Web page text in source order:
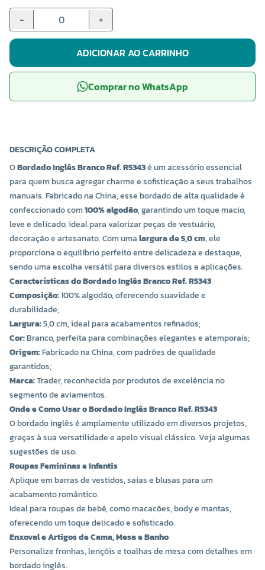
- +
ADICIONAR AO CARRINHO
Comprar no WhatsApp
DESCRIÇÃO COMPLETA
OBordado Inglês Branco Ref. R5343é um acessório essencial
para quem busca agregar charme e sofisticação a seus trabalhos
manuais. Fabricado na China, esse bordado de alta qualidade é
confeccionado com100% algodão, garantindo um toque macio,
leve e delicado, ideal para valorizar peças de vestuário,
decoração e artesanato. Com umalargura de 5,0 cm, ele
proporciona o equilíbrio perfeito entre delicadeza e destaque,
sendo uma escolha versátil para diversos estilos e aplicações.
Características do Bordado Inglês Branco Ref. R5343
Composição:100% algodão, oferecendo suavidade e
durabilidade;
Largura:5,0 cm, ideal para acabamentos refinados;
Cor:Branco, perfeita para combinações elegantes e atemporais;
Origem:Fabricado na China, com padrões de qualidade
garantidos;
Marca:Trader, reconhecida por produtos de excelência no
segmento de aviamentos.
Onde e Como Usar o Bordado Inglês Branco Ref. R5343
O bordado inglês é amplamente utilizado em diversos projetos,
graças à sua versatilidade e apelo visual clássico. Veja algumas
sugestões de uso:
Roupas Femininas e Infantis
Aplique em barras de vestidos, saias e blusas para um
acabamento romântico.
Ideal para roupas de bebê, como macacões, body e mantas,
oferecendo um toque delicado e sofisticado.
Enxoval e Artigos de Cama, Mesa e Banho
Personalize fronhas, lençóis e toalhas de mesa com detalhes em
bordado inglês.